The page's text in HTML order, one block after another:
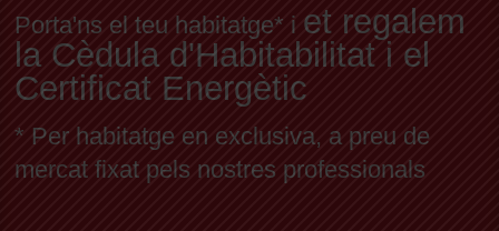
Porta'ns el teu habitatge* i et regalem
la Cèdula d'Habitabilitat i el
Certificat Energètic
* Per habitatge en exclusiva, a preu de
mercat fixat pels nostres professionals